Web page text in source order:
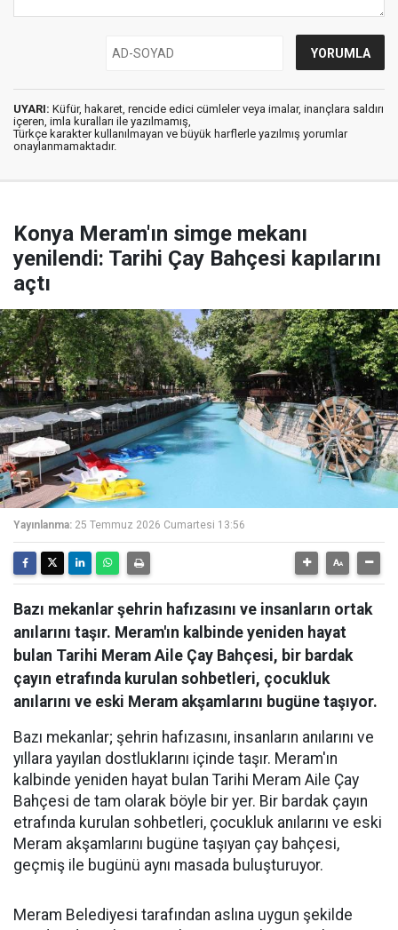
UYARI: Küfür, hakaret, rencide edici cümleler veya imalar, inançlara saldırı
içeren, imla kuralları ile yazılmamış,
Türkçe karakter kullanılmayan ve büyük harflerle yazılmış yorumlar
onaylanmamaktadır.
Konya Meram'ın simge mekanı
yenilendi: Tarihi Çay Bahçesi kapılarını
açtı
Yayınlanma: 25 Temmuz 2026 Cumartesi 13:56
Bazı mekanlar şehrin hafızasını ve insanların ortak
anılarını taşır. Meram'ın kalbinde yeniden hayat
bulan Tarihi Meram Aile Çay Bahçesi, bir bardak
çayın etrafında kurulan sohbetleri, çocukluk
anılarını ve eski Meram akşamlarını bugüne taşıyor.
Bazı mekanlar; şehrin hafızasını, insanların anılarını ve
yıllara yayılan dostluklarını içinde taşır. Meram'ın
kalbinde yeniden hayat bulan Tarihi Meram Aile Çay
Bahçesi de tam olarak böyle bir yer. Bir bardak çayın
etrafında kurulan sohbetleri, çocukluk anılarını ve eski
Meram akşamlarını bugüne taşıyan çay bahçesi,
geçmiş ile bugünü aynı masada buluşturuyor.
Meram Belediyesi tarafından aslına uygun şekilde